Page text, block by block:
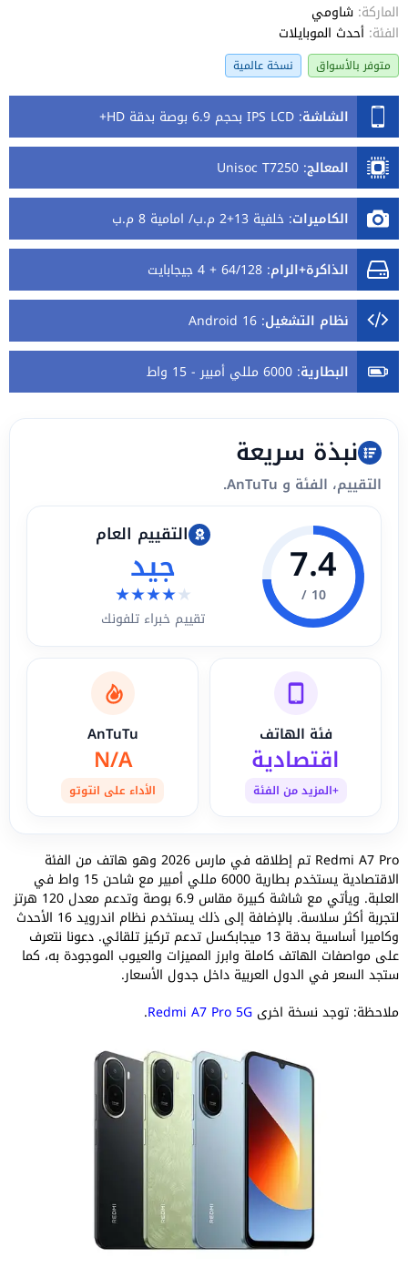
الماركة: شاومي
الفئة: أحدث الموبايلات
متوفر بالأسواق نسخة عالمية
الشاشة: IPS LCD بحجم 6.9 بوصة بدقة HD+
المعالج:
Unisoc T7250
الكاميرات: خلفية 13+2 م.ب/ امامية 8 م.ب
الذاكرة+الرام: 64/128 + 4 جيجابايت
نظام التشغيل:
Android 16
البطارية: 6000 مللي أمبير - 15 واط
نبذة سريعة
التقييم، الفئة و AnTuTu.
7.4
10 /
التقييم العام
جيد
★★★★★
تقييم خبراء تلفونك
فئة الهاتف
اقتصادية
+المزيد من الفئة
AnTuTu
N/A
الأداء على انتوتو
Redmi A7 Pro تم إطلاقه في مارس 2026 وهو هاتف من الفئة
الاقتصادية يستخدم بطارية 6000 مللي أمبير مع شاحن 15 واط في
العلبة. ويأتي مع شاشة كبيرة مقاس 6.9 بوصة وتدعم معدل 120 هرتز
لتجربة أكثر سلاسة. بالإضافة إلى ذلك يستخدم نظام اندرويد 16 الأحدث
وكاميرا أساسية بدقة 13 ميجابكسل تدعم تركيز تلقائي. دعونا نتعرف
على مواصفات الهاتف كاملة وابرز المميزات والعيوب الموجودة به، كما
ستجد السعر في الدول العربية داخل جدول الأسعار.
ملاحظة: توجد نسخة اخرى Redmi A7 Pro 5G
.